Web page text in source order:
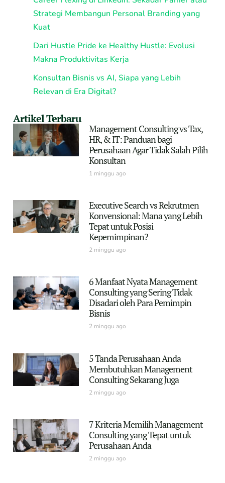
Strategi Membangun Personal Branding yang
Kuat
Dari Hustle Pride ke Healthy Hustle: Evolusi
Makna Produktivitas Kerja
Konsultan Bisnis vs AI, Siapa yang Lebih
Relevan di Era Digital?
Artikel Terbaru
Management Consulting vs Tax,
HR, & IT: Panduan bagi
Perusahaan Agar Tidak Salah Pilih
Konsultan
1 minggu ago
Executive Search vs Rekrutmen
Konvensional: Mana yang Lebih
Tepat untuk Posisi
Kepemimpinan?
2 minggu ago
6 Manfaat Nyata Management
Consulting yang Sering Tidak
Disadari oleh Para Pemimpin
Bisnis
2 minggu ago
5 Tanda Perusahaan Anda
Membutuhkan Management
Consulting Sekarang Juga
2 minggu ago
7 Kriteria Memilih Management
Consulting yang Tepat untuk
Perusahaan Anda
2 minggu ago